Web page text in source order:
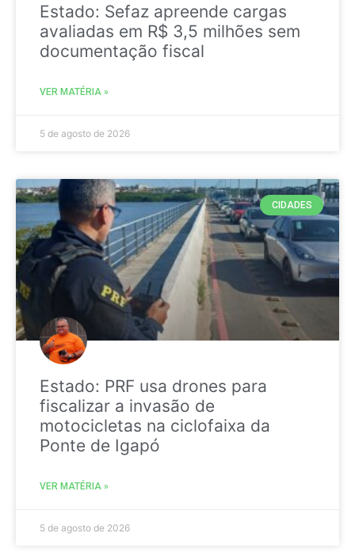
Estado: Sefaz apreende cargas
avaliadas em R$ 3,5 milhões sem
documentação fiscal
VER MATÉRIA »
5 de agosto de 2026
CIDADES
Estado: PRF usa drones para
fiscalizar a invasão de
motocicletas na ciclofaixa da
Ponte de Igapó
VER MATÉRIA »
5 de agosto de 2026